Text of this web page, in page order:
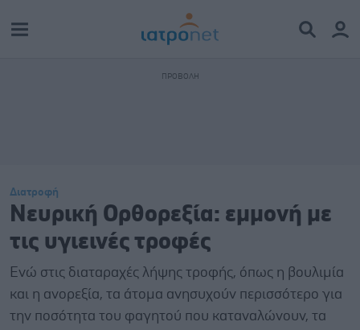
Διατροφή
Nευρική Ορθορεξία: εμμονή με
τις υγιεινές τροφές
Ενώ στις διαταραχές λήψης τροφής, όπως η βουλιμία
και η ανορεξία, τα άτομα ανησυχούν περισσότερο για
την ποσότητα του φαγητού που καταναλώνουν, τα